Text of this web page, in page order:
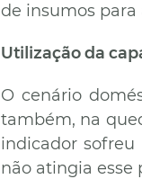
de insumos para
Utilização da
O cenário
também, na
indicador sofreu
não atingia esse